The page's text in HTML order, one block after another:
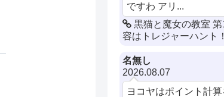
ですわ アリ...
黒猫と魔女の教室
容はトレジャーハント
名無し
2026.08.07
ヨコヤはポイント計